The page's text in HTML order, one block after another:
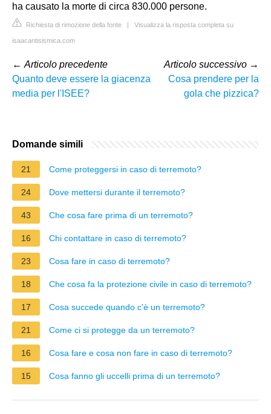
ha causato la morte di circa 830.000 persone.
Richiesta di rimozione della fonte | Visualizza la risposta completa su
isaacantisismica.com
← Articolo precedente
Quanto deve essere la giacenza
media per l'ISEE?
Articolo successivo →
Cosa prendere per la
gola che pizzica?
Domande simili
21 Come proteggersi in caso di terremoto?
24 Dove mettersi durante il terremoto?
43 Che cosa fare prima di un terremoto?
16 Chi contattare in caso di terremoto?
23 Cosa fare in caso di terremoto?
18 Che cosa fa la protezione civile in caso di terremoto?
17 Cosa succede quando c'è un terremoto?
21 Come ci si protegge da un terremoto?
16 Cosa fare e cosa non fare in caso di terremoto?
15 Cosa fanno gli uccelli prima di un terremoto?